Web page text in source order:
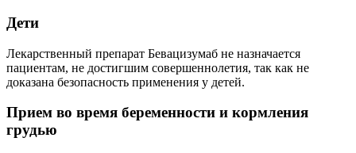
Дети
Лекарственный препарат Бевацизумаб не назначается
пациентам, не достигшим совершеннолетия, так как не
доказана безопасность применения у детей.
Прием во время беременности и кормления
грудью